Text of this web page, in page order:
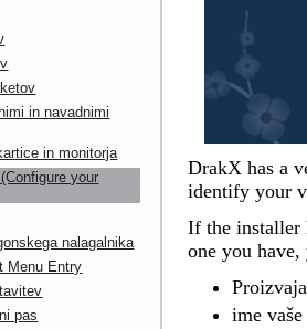
DrakX has a
identify your
If the installer
one you
ime
in navadnimi
in monitorja
your
nalagalnika
Menu Entry
pas